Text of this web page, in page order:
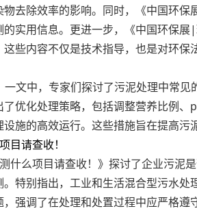
去除效率的影响。同时，《中国环
实用信息。更进一步，《中国环保
些内容不仅是技术指导，也是对环保
文中，专家们探讨了污泥处理中常
优化处理策略，包括调整营养比例
施的高效运行。这些措施旨在提高污
请查收！
么项目请查收！》探讨了企业污泥
特别指出，工业和生活混合型污水
强调了在处理和处置过程中应严格遵